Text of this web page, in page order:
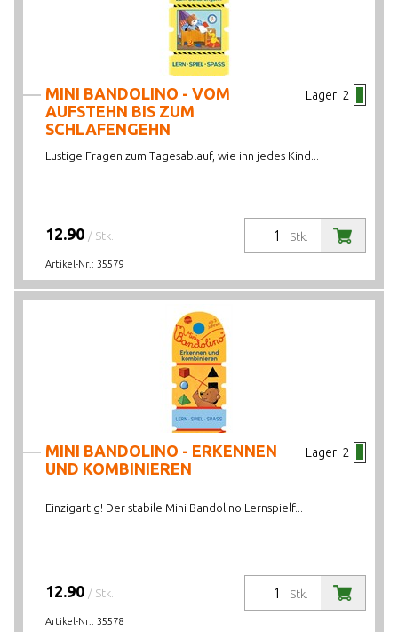
Lager: 2
MINI BANDOLINO - VOM
AUFSTEHN BIS ZUM
SCHLAFENGEHN
Lustige Fragen zum Tagesablauf, wie ihn jedes Kind...
Stk.
12.90 / Stk.
Artikel-Nr.: 35579
Lager: 2
MINI BANDOLINO - ERKENNEN
UND KOMBINIEREN
Einzigartig! Der stabile Mini Bandolino Lernspielf...
Stk.
12.90 / Stk.
Artikel-Nr.: 35578